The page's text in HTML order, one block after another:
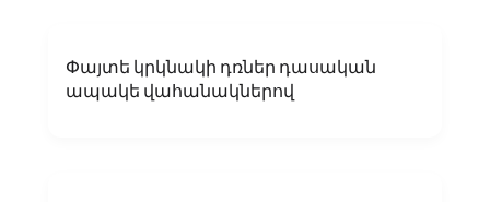
Փայտե կրկնակի դռներ դասական
ապակե վահանակներով